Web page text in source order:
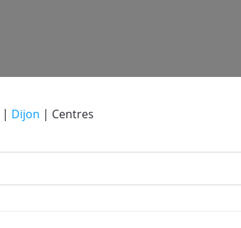
| Dijon | Centres